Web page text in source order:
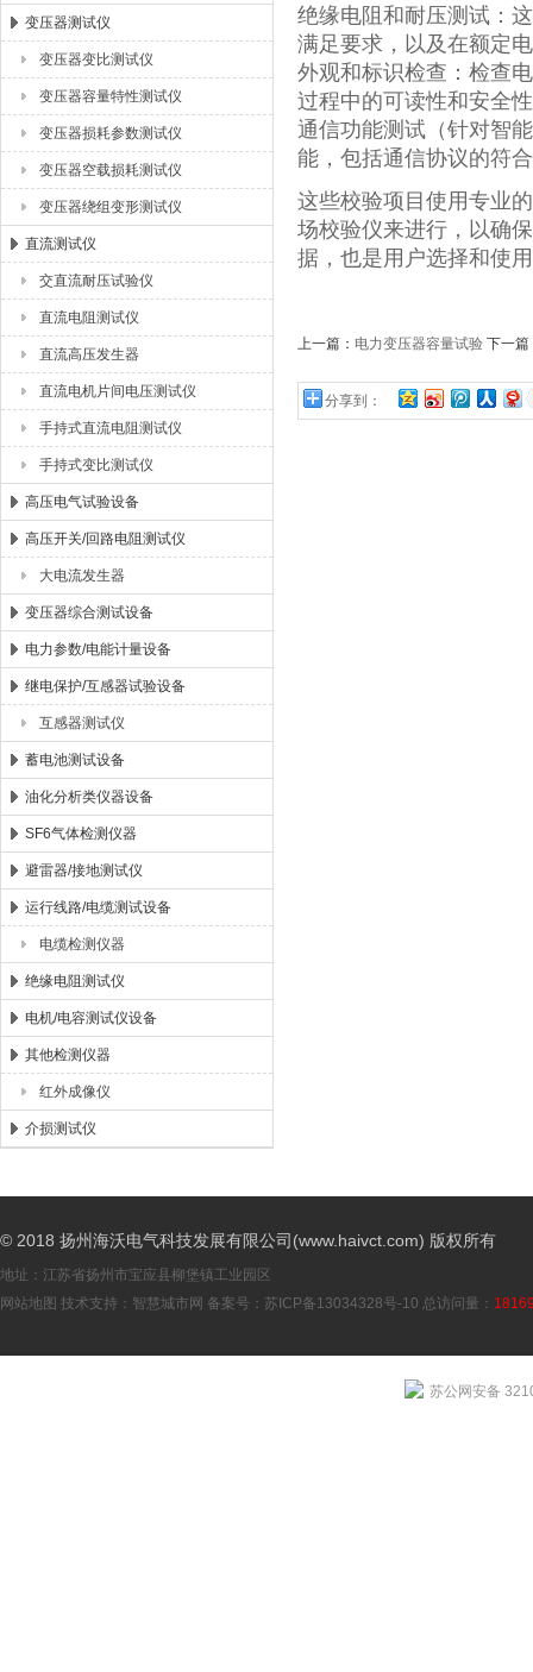
变压器测试仪
变压器变比测试仪
变压器容量特性测试仪
变压器损耗参数测试仪
变压器空载损耗测试仪
变压器绕组变形测试仪
直流测试仪
交直流耐压试验仪
直流电阻测试仪
直流高压发生器
直流电机片间电压测试仪
手持式直流电阻测试仪
手持式变比测试仪
高压电气试验设备
高压开关/回路电阻测试仪
大电流发生器
变压器综合测试设备
电力参数/电能计量设备
继电保护/互感器试验设备
互感器测试仪
蓄电池测试设备
油化分析类仪器设备
SF6气体检测仪器
避雷器/接地测试仪
运行线路/电缆测试设备
电缆检测仪器
绝缘电阻测试仪
电机/电容测试仪设备
其他检测仪器
红外成像仪
介损测试仪
绝缘电阻和耐压测试：
满足要求，以及在额定
外观和标识检查：检查
过程中的可读性和安全
通信功能测试（针对智
能，包括通信协议的符
这些校验项目使用专业
场校验仪来进行，以确
据，也是用户选择和使
上一篇： 电力变压器容量试验 下一篇
分享到：
© 2018 扬州海沃电气科技发展有限公司(www.haivct.com) 版权所有
地址：江苏省扬州市宝应县柳堡镇工业园区
网站地图 技术支持： 智慧城市网 备案号： 苏ICP备13034328号-10 总访问量：
苏公网安备